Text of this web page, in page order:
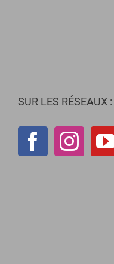
SUR LES RÉSEAUX :